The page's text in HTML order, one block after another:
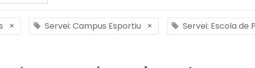
× Servei: Campus Esportiu × Servei: Escola de